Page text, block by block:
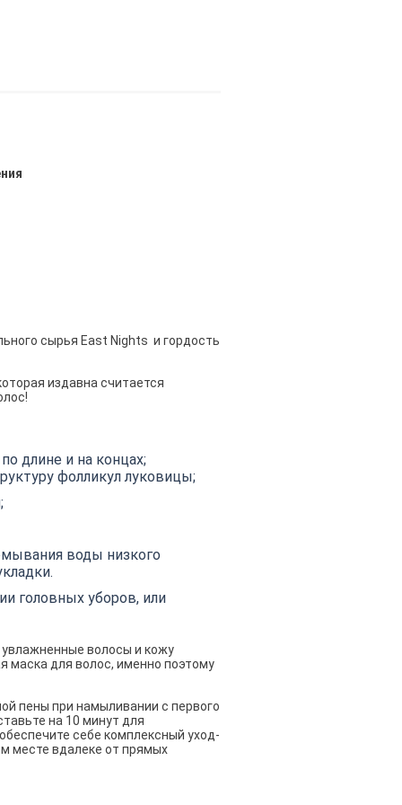
сырья East Nights и гордость
издавна считается
длине и на концах;
фолликул луковицы;
воды низкого
головных уборов, или
волосы и кожу
маска для волос, именно поэтому
пены при намыливании с первого
на 10 минут для
себе комплексный уход-
месте вдалеке от прямых